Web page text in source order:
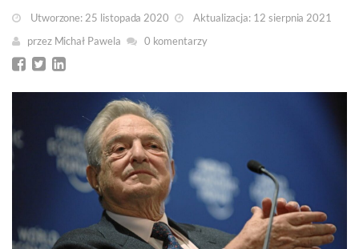
Utworzone: 25 listopada 2020
Aktualizacja: 12 sierpnia 2021
przez Michał Pawela 0 komentarzy